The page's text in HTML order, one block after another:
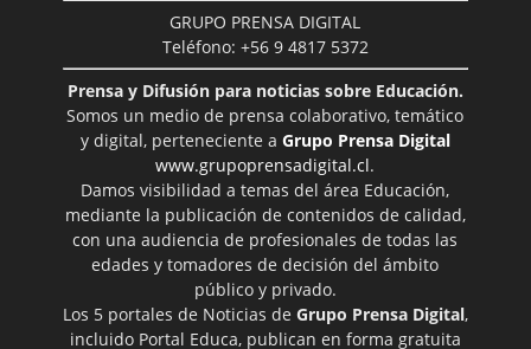
GRUPO PRENSA DIGITAL
Teléfono: +56 9 4817 5372
Prensa y Difusión para noticias sobre Educación.
Somos un medio de prensa colaborativo, temático
y digital, perteneciente a Grupo Prensa Digital
www.grupoprensadigital.cl.
Damos visibilidad a temas del área Educación,
mediante la publicación de contenidos de calidad,
con una audiencia de profesionales de todas las
edades y tomadores de decisión del ámbito
público y privado.
Los 5 portales de Noticias de Grupo Prensa Digital,
incluido Portal Educa, publican en forma gratuita